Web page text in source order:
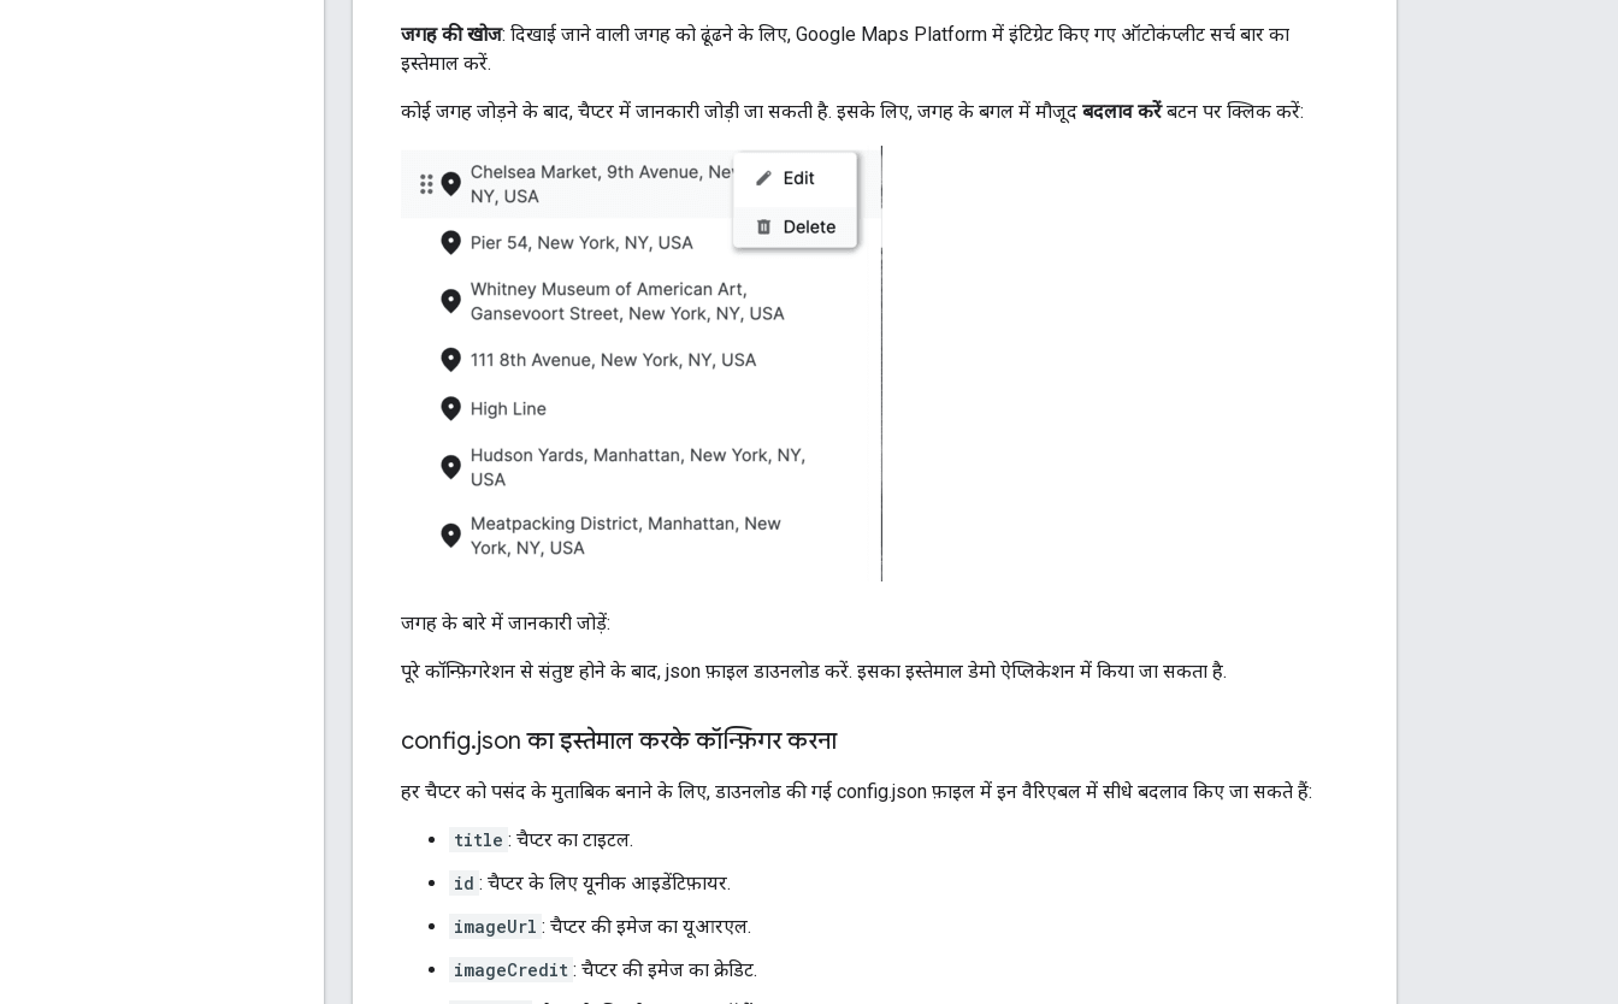
जगह की खोज: दिखाई जाने वाली जगह को ढूंढने के लिए, Google Maps Platform में इंटिग्रेट किए गए ऑटोकंप्लीट सर्च बार का
इस्तेमाल करें.
कोई जगह जोड़ने के बाद, चैप्टर में जानकारी जोड़ी जा सकती है. इसके लिए, जगह के बगल में मौजूद बदलाव करेंबटन पर क्लिक करें:
जगह के बारे में जानकारी जोड़ें:
पूरे कॉन्फ़िगरेशन से संतुष्ट होने के बाद, json फ़ाइल डाउनलोड करें. इसका इस्तेमाल डेमो ऐप्लिकेशन में किया जा सकता है.
config.json का इस्तेमाल करके कॉन्फ़िगर करना
हर चैप्टर को पसंद के मुताबिक बनाने के लिए, डाउनलोड की गई config.json फ़ाइल में इन वैरिएबल में सीधे बदलाव किए जा सकते हैं:
title : चैप्टर का टाइटल.
id : चैप्टर के लिए यूनीक आइडेंटिफ़ायर.
imageUrl : चैप्टर की इमेज का यूआरएल.
imageCredit : चैप्टर की इमेज का क्रेडिट.